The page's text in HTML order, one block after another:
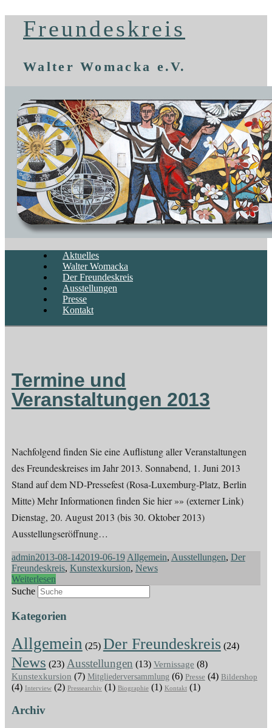
Freundeskreis
Walter Womacka e.V.
Aktuelles
Walter Womacka
Der Freundeskreis
Ausstellungen
Presse
Kontakt
Termine und
Veranstaltungen 2013
Nachfolgend finden Sie eine Auflistung aller Veranstaltungen
des Freundeskreises im Jahr 2013. Sonnabend, 1. Juni 2013
Stand auf dem ND-Pressefest (Rosa-Luxemburg-Platz, Berlin
Mitte) Mehr Informationen finden Sie hier »» (externer Link)
Dienstag, 20. August 2013 (bis 30. Oktober 2013)
Ausstellungseröffnung…
admin2013-08-142019-06-19 Allgemein, Ausstellungen, Der
Freundeskreis, Kunstexkursion, News
Weiterlesen
Suche
Kategorien
Allgemein (25) Der Freundeskreis (24)
News (23) Ausstellungen (13) Vernissage (8)
Kunstexkursion (7) Mitgliederversammlung (6) Presse (4) Bildershop
(4) Interview(2) Pressearchiv (1) Biographie(1) Kontakt(1)
Archiv